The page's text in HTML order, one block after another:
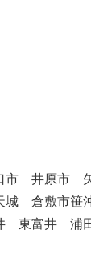
市 井原市
城 倉敷市笹
東富井 浦